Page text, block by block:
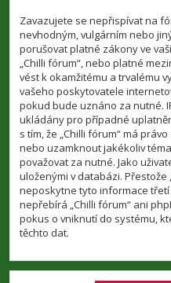
Zavazujete se nepřispívat na
nevhodným, vulgárním nebo
porušovat platné zákony ve
„Chilli fórum“, nebo platné
vést k okamžitému a trvalému
vašeho poskytovatele
pokud bude uznáno za nutné.
ukládány pro případné
s tím, že „Chilli fórum“ má
nebo uzamknout jakékoliv
považovat za nutné. Jako
uloženými v databázi. Přestože
neposkytne tyto informace
nepřebírá „Chilli fórum“ ani
pokus o vniknutí do systému,
těchto dat.